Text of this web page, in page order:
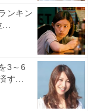
るという特徴
ンキン
3～6
す...